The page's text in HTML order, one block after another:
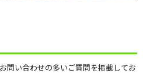
問い合わせの多いご質問を掲載してお